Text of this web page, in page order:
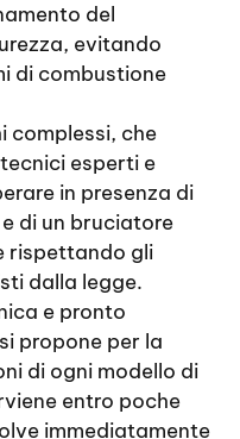
del
evitando
di combustione
complessi, che
esperti e
in presenza di
di un bruciatore
rispettando gli
dalla legge.
e pronto
propone per la
di ogni modello di
entro poche
immediatamente